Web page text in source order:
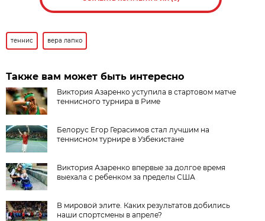
теннис вера лапко
Также вам может быть интересно
Виктория Азаренко уступила в стартовом матче
теннисного турнира в Риме
Белорус Егор Герасимов стал лучшим на
теннисном турнире в Узбекистане
Виктория Азаренко впервые за долгое время
выехала с ребенком за пределы США
В мировой элите. Каких результатов добились
наши спортсмены в апреле?